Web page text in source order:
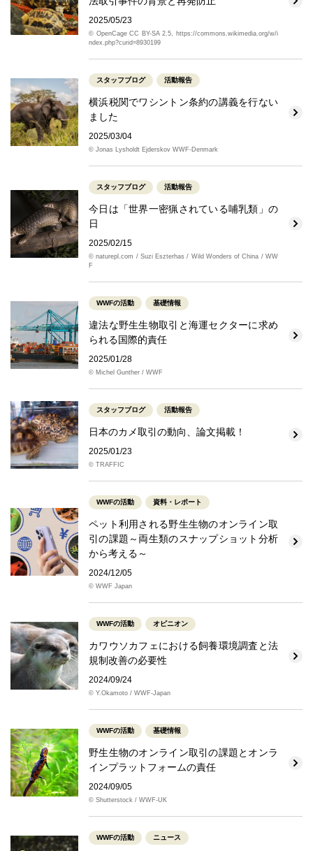
2025/05/23
© OpenCage CC BY-SA 2.5, https://commons.wikimedia.org/w/i
ndex.php?curid=8930199
スタッフブログ 活動報告
横浜税関でワシントン条約の講義を行ない
ました
2025/03/04
© Jonas Lysholdt Ejderskov WWF-Denmark
スタッフブログ 活動報告
今日は「世界一密猟されている哺乳類」の
日
2025/02/15
© naturepl.com / Suzi Eszterhas / Wild Wonders of China / WW
F
WWFの活動 基礎情報
違法な野生生物取引と海運セクターに求め
られる国際的責任
2025/01/28
© Michel Gunther / WWF
スタッフブログ 活動報告
日本のカメ取引の動向、論文掲載！
2025/01/23
© TRAFFIC
WWFの活動 資料・レポート
ペット利用される野生生物のオンライン取
引の課題～両生類のスナップショット分析
から考える～
2024/12/05
© WWF Japan
WWFの活動 オピニオン
カワウソカフェにおける飼養環境調査と法
規制改善の必要性
2024/09/24
© Y.Okamoto / WWF-Japan
WWFの活動 基礎情報
野生生物のオンライン取引の課題とオンラ
インプラットフォームの責任
2024/09/05
© Shutterstock / WWF-UK
WWFの活動 ニュース